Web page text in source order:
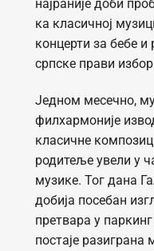
најраније доби
ка класичној
концерти за бебе
српске прави
Једном месечно,
филхармоније
класичне
родитеље увели у
музике. Тог дана
добија посебан
претвара у
постаје разиграна